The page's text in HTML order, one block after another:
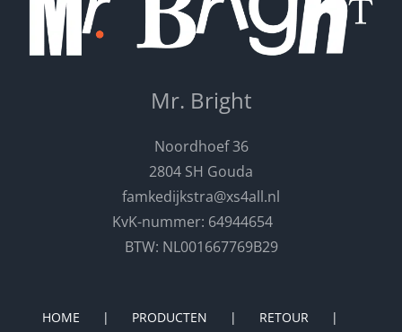
Mr. Bright
Noordhoef 36
2804 SH Gouda
famkedijkstra@xs4all.nl
KvK-nummer: 64944654
BTW: NL001667769B29
HOME PRODUCTEN
RETOUR